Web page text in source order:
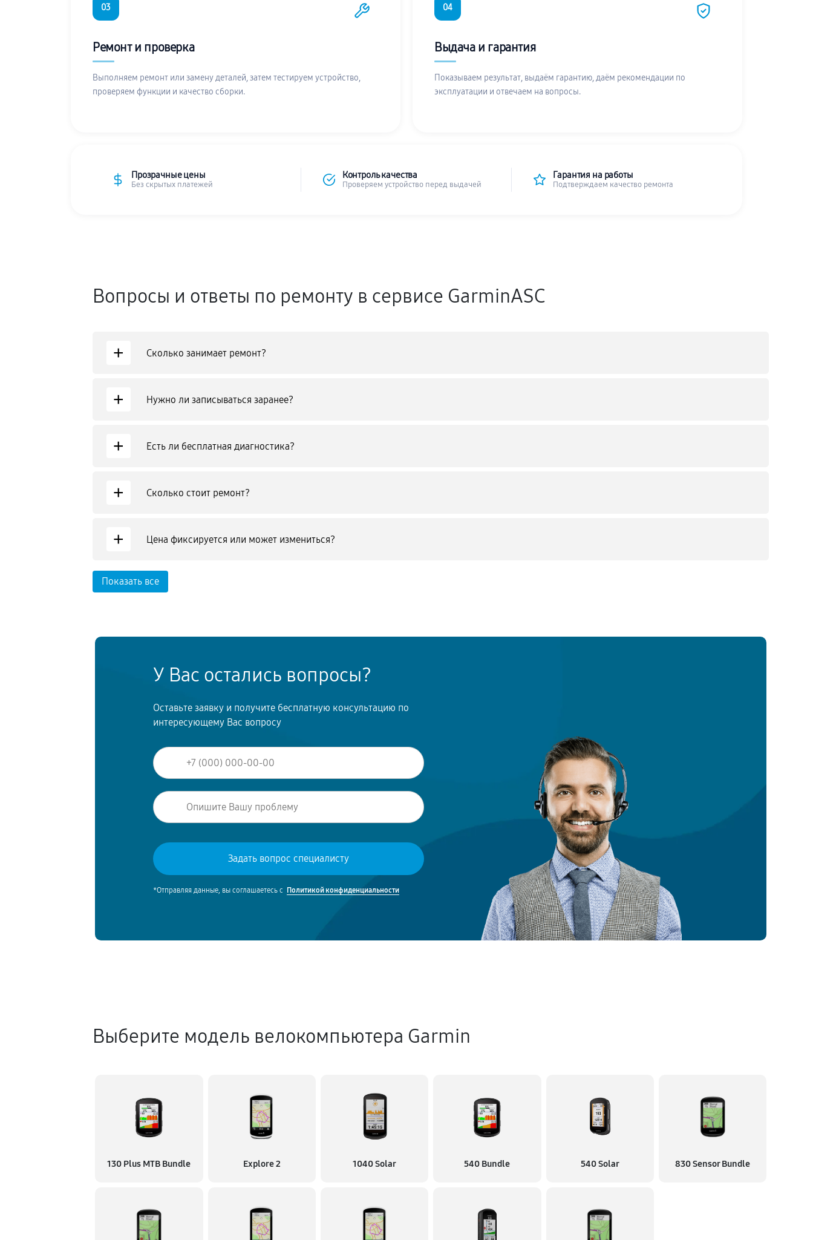
03
Ремонт и проверка
Выполняем ремонт или замену деталей, затем тестируем устройство,
проверяем функции и качество сборки.
04
Выдача и гарантия
Показываем результат, выдаём гарантию, даём рекомендации по
эксплуатации и отвечаем на вопросы.
Прозрачные цены
Без скрытых платежей
Контроль качества
Проверяем устройство перед выдачей
Гарантия на работы
Подтверждаем качество ремонта
Вопросы и ответы по ремонту в сервисе GarminASC
+ Сколько занимает ремонт?
+ Нужно ли записываться заранее?
+ Есть ли бесплатная диагностика?
+ Сколько стоит ремонт?
+ Цена фиксируется или может измениться?
Показать все
У Вас остались вопросы?
Оставьте заявку и получите бесплатную консультацию по
интересующему Вас вопросу
*Отправляя данные, вы соглашаетесь с Политикой конфиденциальности
Выберите модель велокомпьютера Garmin
130 Plus MTB Bundle Explore 2 1040 Solar 540 Bundle 540 Solar 830 Sensor Bundle